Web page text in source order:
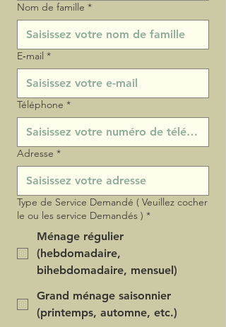
Nom de famille *
E‑mail *
Téléphone *
Adresse *
Type de Service Demandé ( Veuillez cocher
le ou les service Demandés ) *
Ménage régulier
(hebdomadaire,
bihebdomadaire, mensuel)
Grand ménage saisonnier
(printemps, automne, etc.)